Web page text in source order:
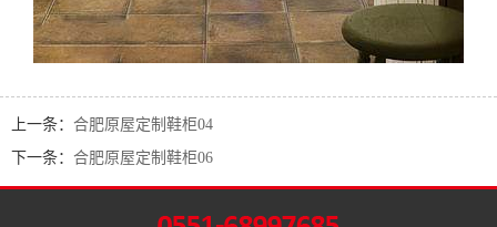
上一条： 合肥原屋定制鞋柜04
下一条： 合肥原屋定制鞋柜06